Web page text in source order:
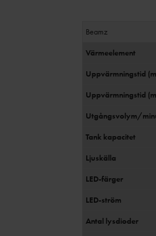
Beamz
Värmeelement
Uppvärmningstid
Uppvärmningstid
Utgångsvolym/
Tank kapacitet
Ljuskälla
LED-färger
LED-ström
Antal lysdioder